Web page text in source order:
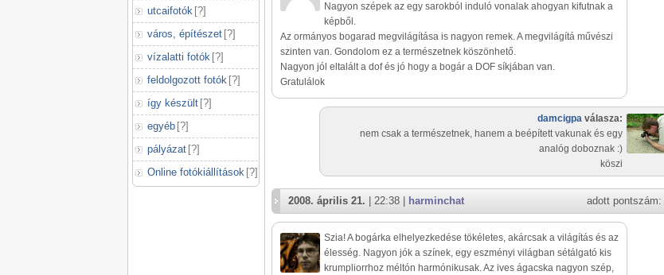
utcaifotók [?]
város, építészet [?]
vízalatti fotók [?]
feldolgozott fotók [?]
így készült [?]
egyéb [?]
pályázat [?]
Online fotókiállítások [?]
Nagyon szépek az egy sarokból induló vonalak ahogyan kifutnak a
képből.
Az ormányos bogarad megvilágítása is nagyon remek. A megvilágítá művészi
szinten van. Gondolom ez a természetnek köszönhető.
Nagyon jól eltalált a dof és jó hogy a bogár a DOF síkjában van.
Gratulálok
damcigpa válasza:
nem csak a természetnek, hanem a beépített vakunak és egy
analóg doboznak :)
köszi
adott pontszám:
2008. április 21. | 22:38 | harminchat
Szia! A bogárka elhelyezkedése tökéletes, akárcsak a világítás és az
élesség. Nagyon jók a színek, egy eszményi világban sétálgató kis
krumpliorrhoz méltón harmónikusak. Az ives ágacska nagyon szép,